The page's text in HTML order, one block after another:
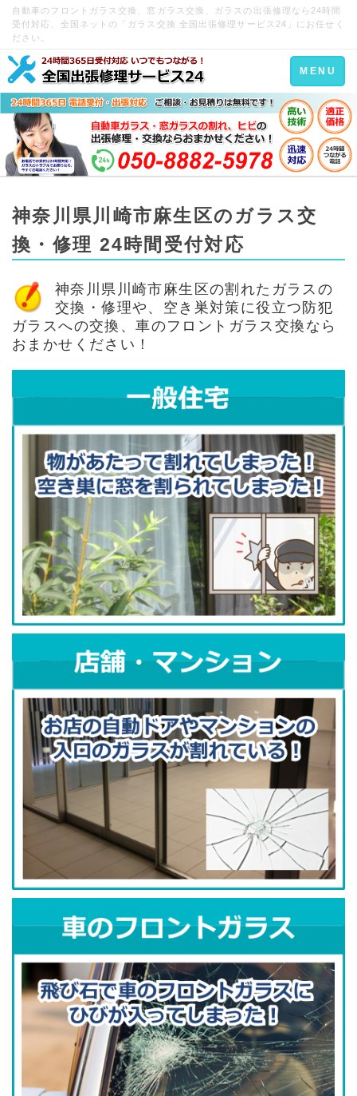
自動車のフロントガラス交換、窓ガラス交換、ガラスの出張修理なら24時間
受付対応、全国ネットの「ガラス交換 全国出張修理サービス24」にお任せく
ださい。
Toggle
navigation
MENU
神奈川県川崎市麻生区のガラス交
換・修理 24時間受付対応
神奈川県川崎市麻生区の割れたガラスの
交換・修理や、空き巣対策に役立つ防犯
ガラスへの交換、車のフロントガラス交換なら
おまかせください！